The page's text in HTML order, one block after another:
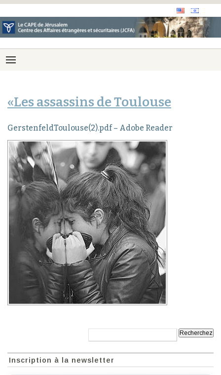
«Les assassins de Toulouse
GerstenfeldToulouse(2).pdf – Adobe Reader
Inscription à la newsletter